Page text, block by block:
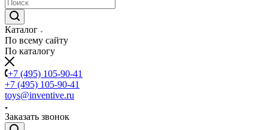
Каталог
По всему сайту
По каталогу
+7 (495) 105-90-41
+7 (495) 105-90-41
toys@inventive.ru
Заказать звонок